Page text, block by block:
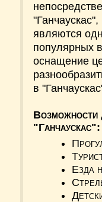
являются
популярных
оснащение
в
Возможности
"Ганчаускас":
Езда